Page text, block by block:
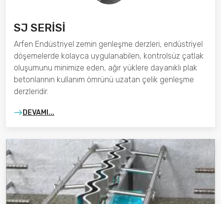
SJ SERİSİ
Arfen Endüstriyel zemin genleşme derzleri, endüstriyel
döşemelerde kolayca uygulanabilen, kontrolsüz çatlak
oluşumunu minimize eden, ağır yüklere dayanıklı plak
betonlarının kullanım ömrünü uzatan çelik genleşme
derzleridir.
DEVAMI...